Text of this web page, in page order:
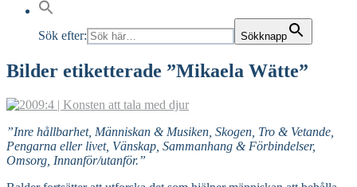
Sök efter: Sökknapp
Bilder etiketterade ”Mikaela Wätte”
”Inre hållbarhet, Människan & Musiken, Skogen, Tro & Vetande,
Pengarna eller livet, Vänskap, Sammanhang & Förbindelser,
Omsorg, Innanför/utanför.”